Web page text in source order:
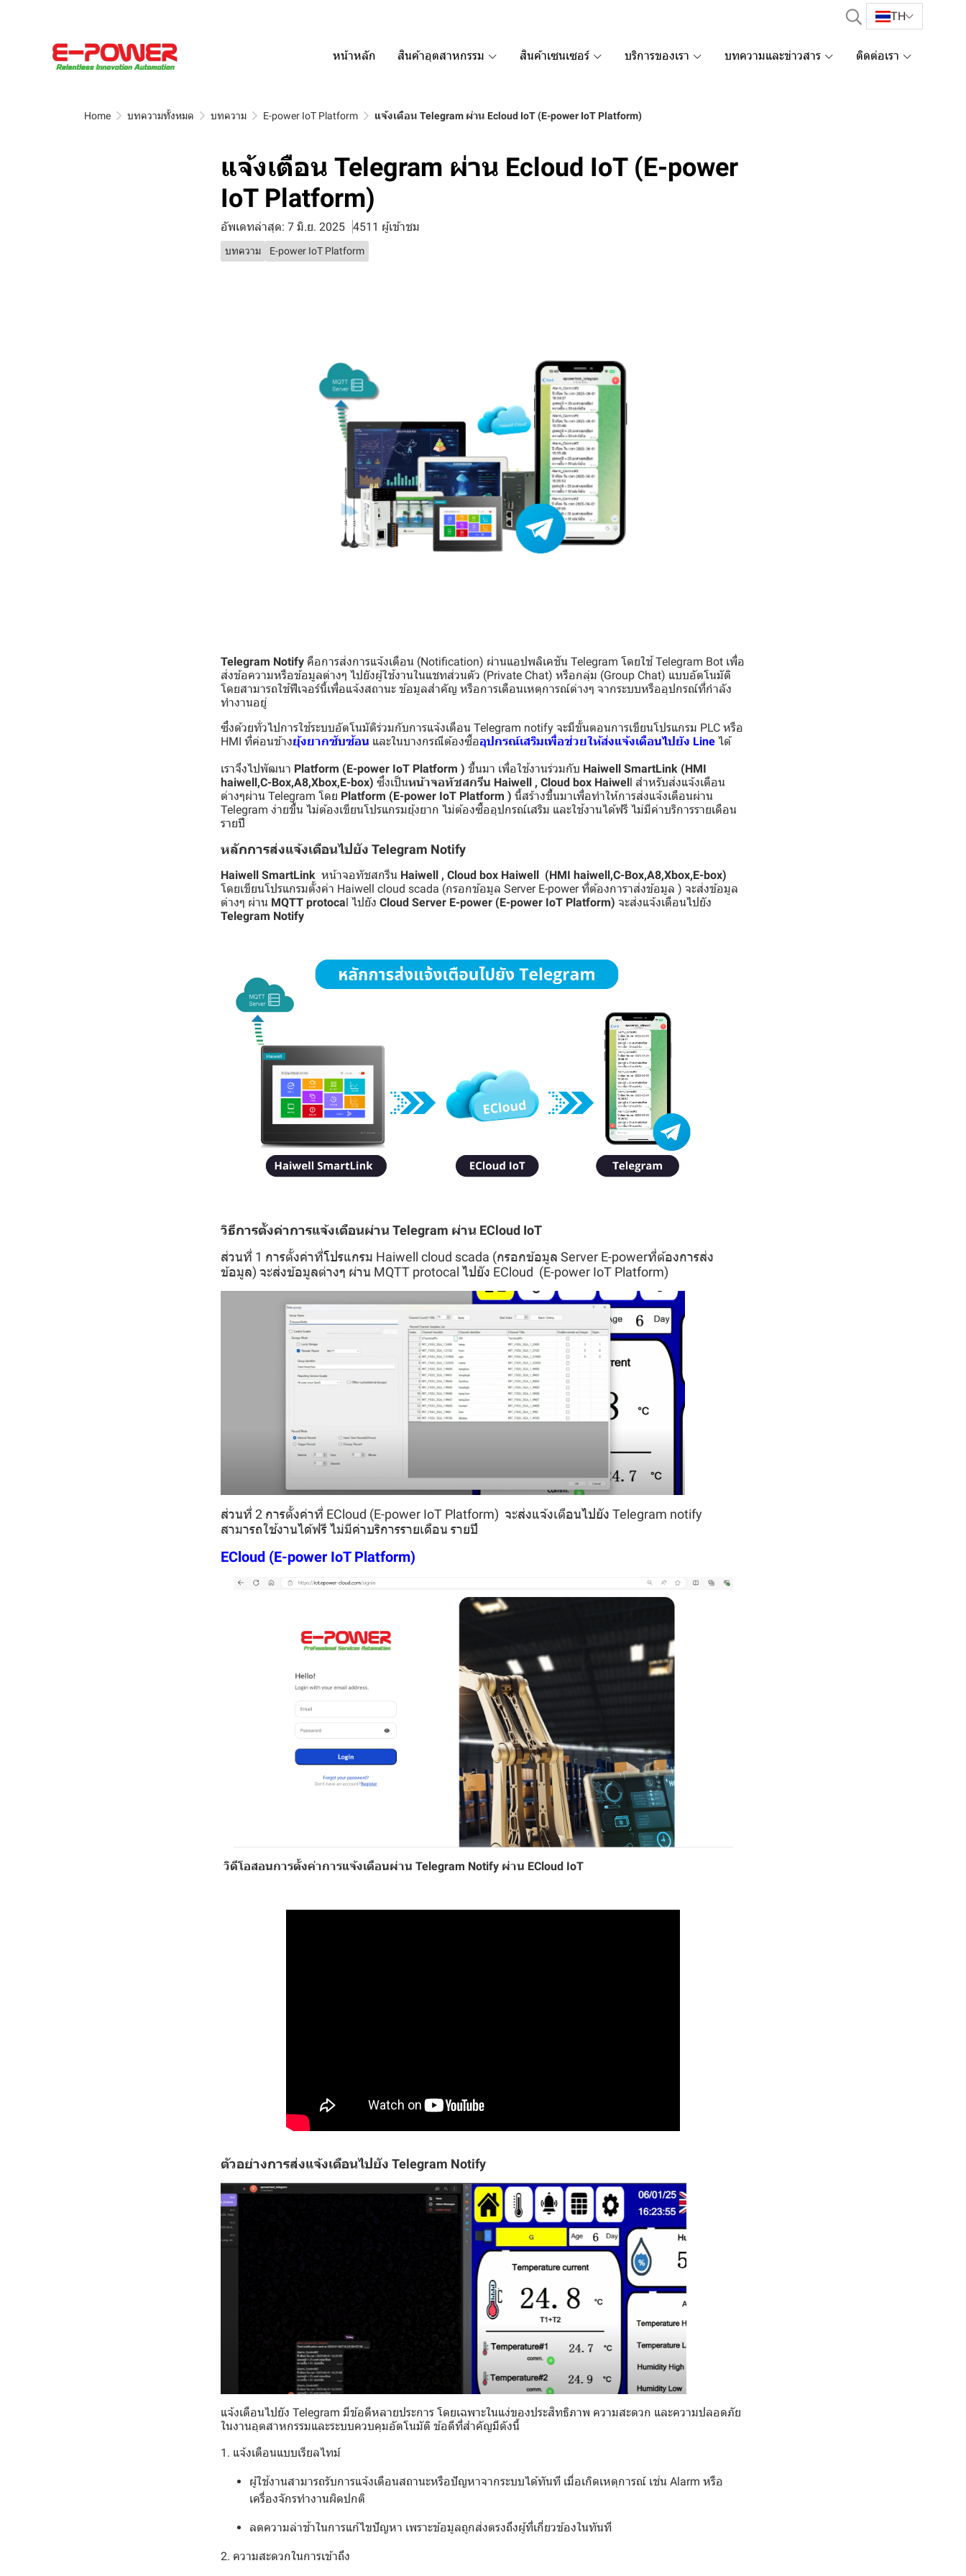
TH
หน้าหลัก สินค้าอุตสาหกรรม สินค้าเซนเซอร์ บริการของเรา บทความและข่าวสาร ติดต่อเรา
Home บทความทั้งหมด บทความ E-power IoT Platform แจ้งเตือน Telegram ผ่าน Ecloud IoT (E-power IoT Platform)
แจ้งเตือน Telegram ผ่าน Ecloud IoT (E-power
IoT Platform)
อัพเดทล่าสุด: 7 มิ.ย. 2025 4511 ผู้เข้าชม
บทความ E-power IoT Platform
Telegram Notify คือการส่งการแจ้งเตือน (Notification) ผ่านแอปพลิเคชัน Telegram โดยใช้ Telegram Bot เพื่อ
ส่งข้อความหรือข้อมูลต่างๆ ไปยังผู้ใช้งานในแชทส่วนตัว (Private Chat) หรือกลุ่ม (Group Chat) แบบอัตโนมัติ
โดยสามารถใช้ฟีเจอร์นี้เพื่อแจ้งสถานะ ข้อมูลสำคัญ หรือการเตือนเหตุการณ์ต่างๆ จากระบบหรืออุปกรณ์ที่กำลัง
ทำงานอยู่
ซึ่งด้วยทั่วไปการใช้ระบบอัตโนมัติร่วมกับการแจ้งเตือน Telegram notify จะมีขั้นตอนการเขียนโปรแกรม PLC หรือ
HMI ที่ค่อนข้างยุ้งยากซับซ้อน และในบางกรณีต้องซื้ออุปกรณ์เสริมเพื่อช่วยให้ส่งแจ้งเตือนไปยัง Line ได้
เราจึงไปพัฒนา Platform (E-power IoT Platform ) ขึ้นมา เพื่อใช้งานร่วมกับ Haiwell SmartLink (HMI
haiwell,C-Box,A8,Xbox,E-box) ซึ่งเป็นหน้าจอทัชสกรีน Haiwell , Cloud box Haiwell สำหรับส่งแจ้งเตือน
ต่างๆผ่าน Telegram โดย Platform (E-power IoT Platform ) นี้สร้างขึ้นมาเพื่อทำให้การส่งแจ้งเตือนผ่าน
Telegram ง่ายขึ้น ไม่ต้องเขียนโปรแกรมยุ้งยาก ไม่ต้องซื้ออุปกรณ์เสริม และใช้งานได้ฟรี ไม่มีค่าบริการรายเดือน
รายปี
หลักการส่งแจ้งเตือนไปยัง Telegram Notify
Haiwell SmartLink หน้าจอทัชสกรีน Haiwell , Cloud box Haiwell (HMI haiwell,C-Box,A8,Xbox,E-box)
โดยเขียนโปรแกรมตั้งค่า Haiwell cloud scada (กรอกข้อมูล Server E-power ที่ต้องการาส่งข้อมูล ) จะส่งข้อมูล
ต่างๆ ผ่าน MQTT protocal ไปยัง Cloud Server E-power (E-power IoT Platform) จะส่งแจ้งเตือนไปยัง
Telegram Notify
วิธีการตั้งค่าการแจ้งเตือนผ่าน Telegram ผ่าน ECloud IoT
ส่วนที่ 1 การตั้งค่าที่โปรแกรม Haiwell cloud scada (กรอกข้อมูล Server E-powerที่ต้องการส่ง
ข้อมูล) จะส่งข้อมูลต่างๆ ผ่าน MQTT protocal ไปยัง ECloud (E-power IoT Platform)
ส่วนที่ 2 การตั้งค่าที่ ECloud (E-power IoT Platform) จะส่งแจ้งเตือนไปยัง Telegram notify
สามารถใช้งานได้ฟรี ไม่มีค่าบริการรายเดือน รายปี
ECloud (E-power IoT Platform)
วิดีโอสอนการตั้งค่าการแจ้งเตือนผ่าน Telegram Notify ผ่าน ECloud IoT
ตัวอย่างการส่งแจ้งเตือนไปยัง Telegram Notify
แจ้งเตือนไปยัง Telegram มีข้อดีหลายประการ โดยเฉพาะในแง่ของประสิทธิภาพ ความสะดวก และความปลอดภัย
ในงานอุตสาหกรรมและระบบควบคุมอัตโนมัติ ข้อดีที่สำคัญมีดังนี้
1. แจ้งเตือนแบบเรียลไทม์
ผู้ใช้งานสามารถรับการแจ้งเตือนสถานะหรือปัญหาจากระบบได้ทันที เมื่อเกิดเหตุการณ์ เช่น Alarm หรือ
เครื่องจักรทำงานผิดปกติ
ลดความล่าช้าในการแก้ไขปัญหา เพราะข้อมูลถูกส่งตรงถึงผู้ที่เกี่ยวข้องในทันที
2. ความสะดวกในการเข้าถึง